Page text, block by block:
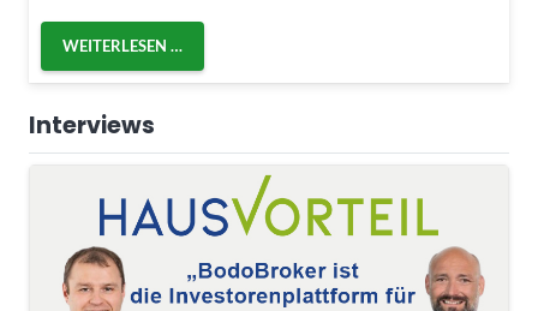
WEITERLESEN …
Interviews